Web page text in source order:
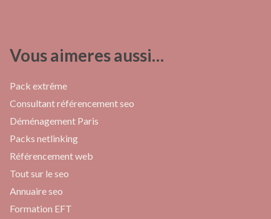
Vous aimeres aussi…
Pack extrême
Consultant référencement seo
Déménagement Paris
Packs netlinking
Référencement web
Tout sur le seo
Annuaire seo
Formation EFT